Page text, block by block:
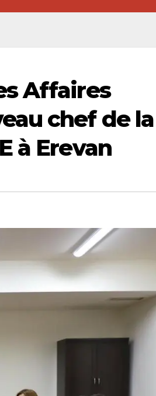
Affaires
chef de la
à Erevan